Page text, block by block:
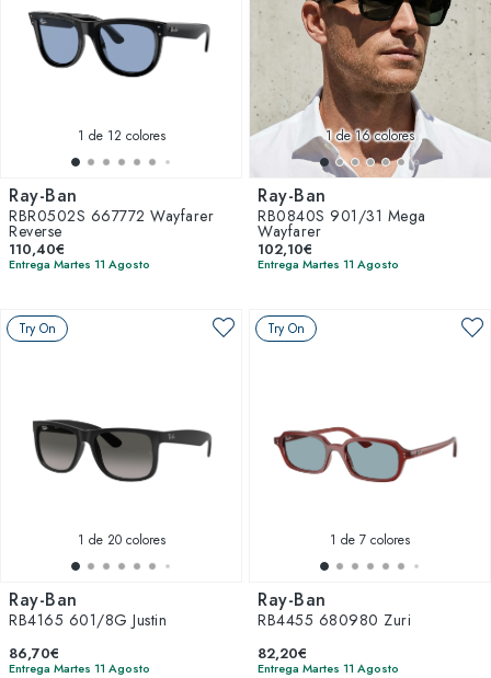
1 de 12 colores
Ray-Ban
RBR0502S 667772 Wayfarer
Reverse
110,40€
Entrega Martes 11 Agosto
1de 16 colores
Ray-Ban
RB0840S 901/31 Mega
Wayfarer
102,10€
Entrega Martes 11 Agosto
Try On
1 de 20 colores
Ray-Ban
RB4165 601/8G Justin
86,70€
Entrega Martes 11 Agosto
Try On
1 de 7 colores
Ray-Ban
RB4455 680980 Zuri
82,20€
Entrega Martes 11 Agosto